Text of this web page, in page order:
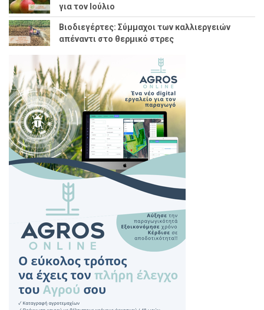
για τον Ιούλιο
Βιοδιεγέρτες: Σύμμαχοι των καλλιεργειών
απέναντι στο θερμικό στρες